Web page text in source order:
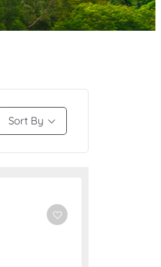
Sort By